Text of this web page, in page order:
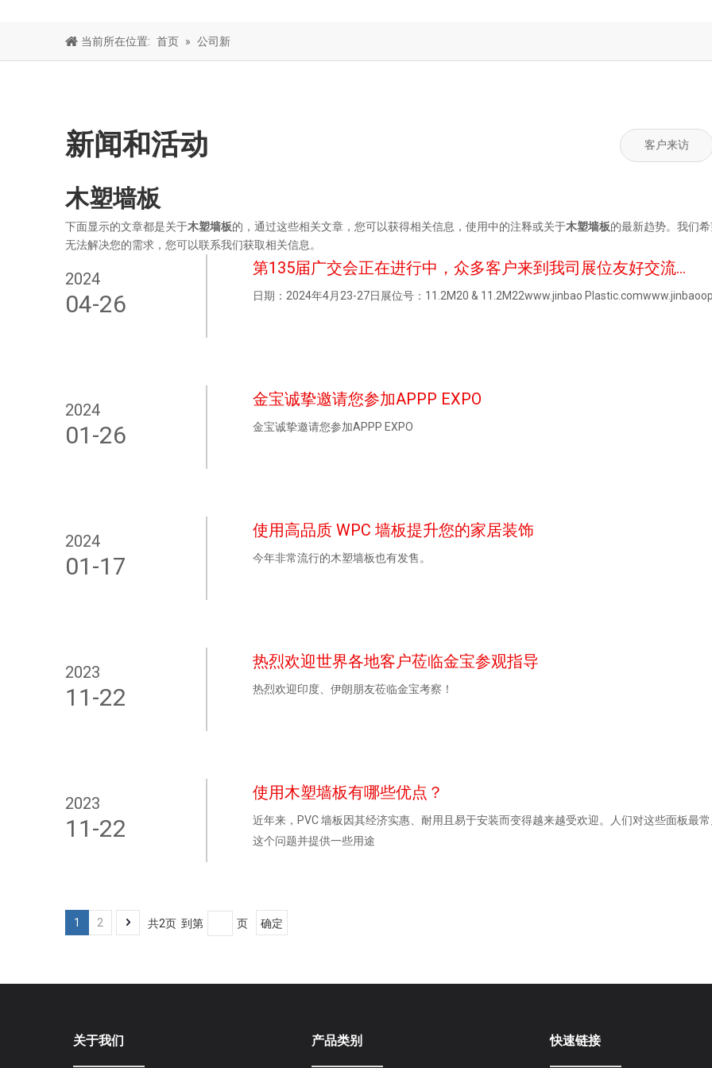
当前所在位置: 首页 » 公司新
新闻和活动 客户来访
木塑墙板
下面显示的文章都是关于木塑墙板的，通过这些相关文章，您可以获得相关信息，使用中的注释或关于木塑墙板的最新趋势。我们
无法解决您的需求，您可以联系我们获取相关信息。
2024
04-26
第135届广交会正在进行中，众多客户来到我司展位友好交流...
日期：2024年4月23-27日展位号：11.2M20 & 11.2M22www.jinbao
2024
01-26
金宝诚挚邀请您参加APPP EXPO
金宝诚挚邀请您参加APPP EXPO
2024
01-17
使用高品质 WPC 墙板提升您的家居装饰
今年非常流行的木塑墙板也有发售。
2023
11-22
热烈欢迎世界各地客户莅临金宝参观指导
热烈欢迎印度、伊朗朋友莅临金宝考察！
2023
11-22
使用木塑墙板有哪些优点？
近年来，PVC 墙板因其经济实惠、耐用且易于安装而变得越来越受欢迎。人们对这些面板最
这个问题并提供一些用途
1 2 共2页 到第 页 确定
关于我们 产品类别 快速链接